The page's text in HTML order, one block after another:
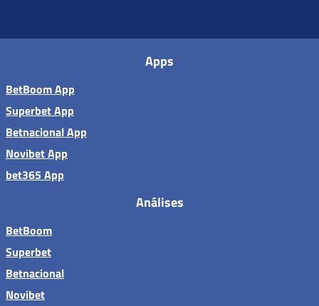
Apps
BetBoom App
Superbet App
Betnacional App
Novibet App
bet365 App
Análises
BetBoom
Superbet
Betnacional
Novibet